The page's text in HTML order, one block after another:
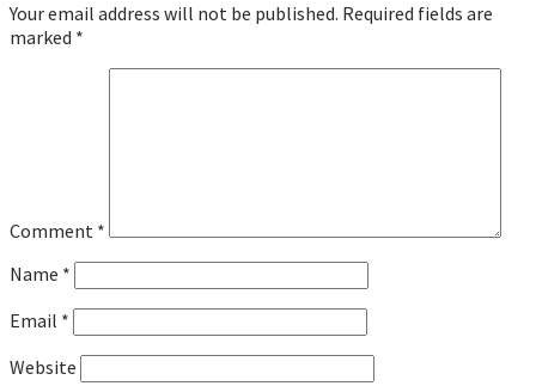
Your email address will not be published. Required fields are
marked *
Comment *
Name *
Email *
Website